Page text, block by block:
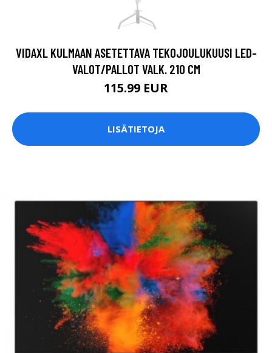
VIDAXL KULMAAN ASETETTAVA TEKOJOULUKUUSI LED-
VALOT/PALLOT VALK. 210 CM
115.99 EUR
LISÄTIETOJA